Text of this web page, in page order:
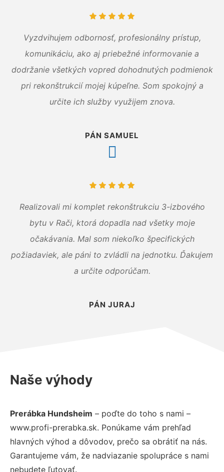
Vyzdvihujem odbornosť, profesionálny prístup,
komunikáciu, ako aj priebežné informovanie a
dodržanie všetkých vopred dohodnutých podmienok
pri rekonštrukcií mojej kúpeľne. Som spokojný a
určite ich služby využijem znova.
PÁN SAMUEL
Realizovali mi komplet rekonštrukciu 3-izbového
bytu v Rači, ktorá dopadla nad všetky moje
očakávania. Mal som niekoľko špecifických
požiadaviek, ale páni to zvládli na jednotku. Ďakujem
a určite odporúčam.
PÁN JURAJ
Naše výhody
Prerábka Hundsheim – poďte do toho s nami –
www.profi-prerabka.sk. Ponúkame vám prehľad
hlavných výhod a dôvodov, prečo sa obrátiť na nás.
Garantujeme vám, že nadviazanie spolupráce s nami
nebudete ľutovať.